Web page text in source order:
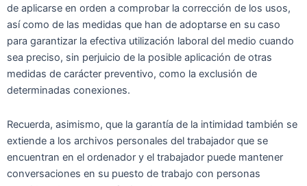
de aplicarse en orden a comprobar la corrección de los usos,
así como de las medidas que han de adoptarse en su caso
para garantizar la efectiva utilización laboral del medio cuando
sea preciso, sin perjuicio de la posible aplicación de otras
medidas de carácter preventivo, como la exclusión de
determinadas conexiones.
Recuerda, asimismo, que la garantía de la intimidad también se
extiende a los archivos personales del trabajador que se
encuentran en el ordenador y el trabajador puede mantener
conversaciones en su puesto de trabajo con personas